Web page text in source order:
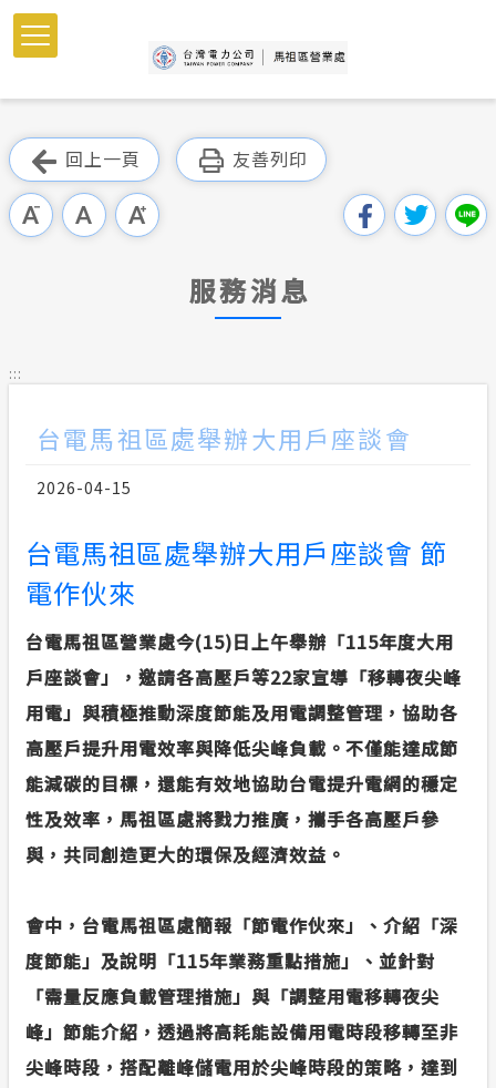
跳
容
區
塊
跳過此工具列
回上一頁 友善列印
服務消息
:::
台電馬祖區處舉辦大用戶座談會
2026-04-15
台電馬祖區處舉辦大用戶座談會 節
電作伙來
台電馬祖區營業處今(15)日上午舉辦「115年度大用
戶座談會」，邀請各高壓戶等22家宣導「移轉夜尖峰
用電」與積極推動深度節能及用電調整管理，協助各
高壓戶提升用電效率與降低尖峰負載。不僅能達成節
能減碳的目標，還能有效地協助台電提升電網的穩定
性及效率，馬祖區處將戮力推廣，攜手各高壓戶參
與，共同創造更大的環保及經濟效益。
會中，台電馬祖區處簡報「節電作伙來」、介紹「深
度節能」及說明「115年業務重點措施」、並針對
「需量反應負載管理措施」與「調整用電移轉夜尖
峰」節能介紹，透過將高耗能設備用電時段移轉至非
尖峰時段，搭配離峰儲電用於尖峰時段的策略，達到